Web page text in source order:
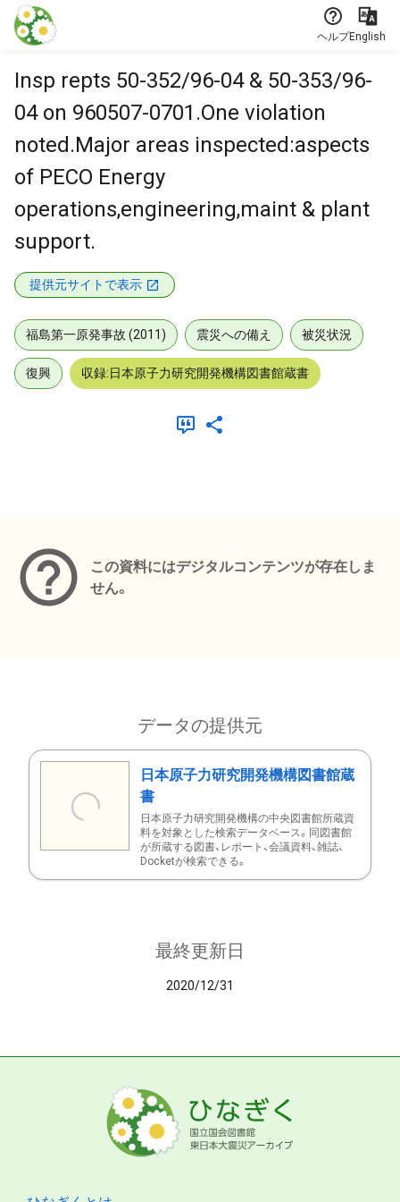
本文に飛ぶ
ヘルプEnglish
Insp repts 50-352/96-04 & 50-353/96-
04 on 960507-0701.One violation
noted.Major areas inspected:aspects
of PECO Energy
operations,engineering,maint & plant
support.
提供元サイトで表示
福島第一原発事故 (2011) 震災への備え 被災状況
復興 収録:日本原子力研究開発機構図書館蔵書
この資料にはデジタルコンテンツが存在しま
せん。
データの提供元
日本原子力研究開発機構図書館蔵
書
日本原子力研究開発機構の中央図書館所蔵資
料を対象とした検索データベース。同図書館
が所蔵する図書、レポート、会議資料、雑誌、
Docketが検索できる。
最終更新日
2020/12/31